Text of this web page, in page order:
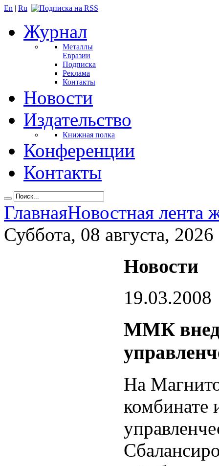
En | Ru
Журнал
Металлы
Евразии
Подписка
Реклама
Контакты
Новости
Издательство
Книжная полка
Конференции
Контакты
ГлавнаяНовостная лента
Суббота, 08 августа, 2026
Новости
19.03.2008
ММК
На
комбинате